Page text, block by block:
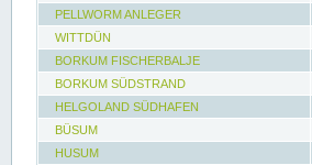
PELLWORM ANLEGER
WITTDÜN
BORKUM FISCHERBALJE
BORKUM SÜDSTRAND
HELGOLAND SÜDHAFEN
BÜSUM
HUSUM